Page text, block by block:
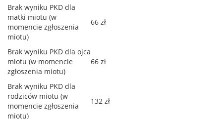
Brak wyniku PKD dla
matki miotu (w
momencie zgłoszenia
miotu)
66 zł
Brak wyniku PKD dla ojca
miotu (w momencie
zgłoszenia miotu)
66 zł
Brak wyniku PKD dla
rodziców miotu (w
momencie zgłoszenia
miotu)
132 zł